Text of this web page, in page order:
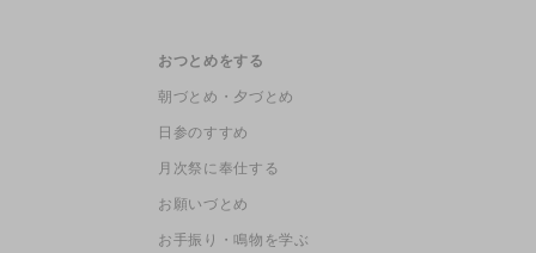
おつとめをする
朝づとめ・夕づとめ
日参のすすめ
月次祭に奉仕する
お願いづとめ
お手振り・鳴物を学ぶ